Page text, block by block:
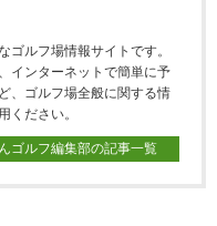
ゴルフ場情報サイトです。
インターネットで簡単に予
、ゴルフ場全般に関する情
ください。
ゴルフ編集部の記事一覧